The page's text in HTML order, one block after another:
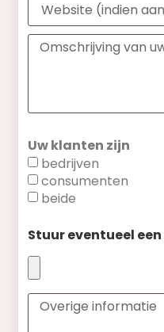
Uw klanten zijn
bedrijven
consumenten
beide
Stuur eventueel